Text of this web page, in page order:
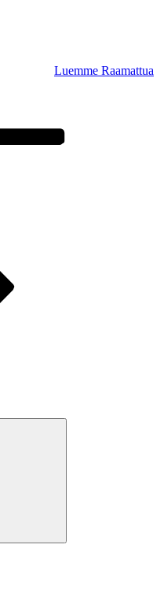
Luemme Raamattua